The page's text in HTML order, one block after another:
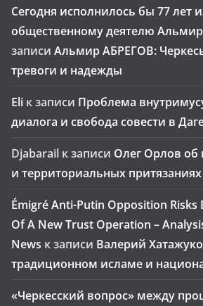
Сегодня исполнилось бы 77 лет
общественному деятелю
записи Альмир АБРЕГОВ:
тревоги и надежды
Eli к записи Проблема
диалога и свобода совести в
Djabarail к записи Олег Орлов об
и территориальных
Émigré Anti-Putin Opposition Risks
Of A New Trust Operation –
News к записи Валерий
традиционном исламе и
«Черкесский вопрос» между